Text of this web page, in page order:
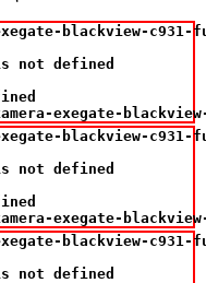
blackview-c931-
not defined
exegate-
blackview-c931-
not defined
exegate-
blackview-c931-
not defined